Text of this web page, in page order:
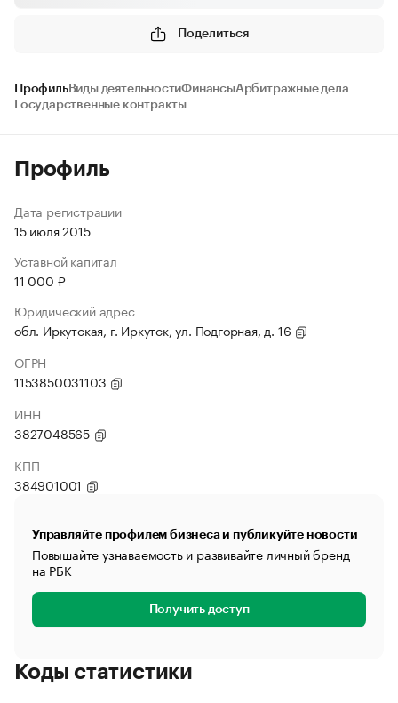
Поделиться
ПрофильВиды деятельностиФинансыАрбитражные дела
Государственные контракты
Профиль
Дата регистрации
15 июля 2015
Уставной капитал
11 000 ₽
Юридический адрес
обл. Иркутская, г. Иркутск, ул. Подгорная, д. 16
ОГРН
1153850031103
ИНН
3827048565
КПП
384901001
Управляйте профилем бизнеса и публикуйте новости
Повышайте узнаваемость и развивайте личный бренд
на РБК
Получить доступ
Коды статистики